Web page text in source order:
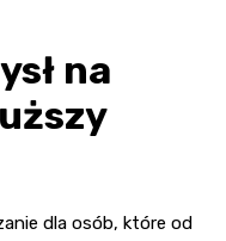
na
dla osób, które od